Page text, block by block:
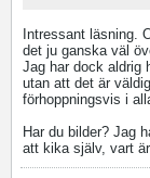
Intressant läsning.
det ju ganska väl
Jag har dock aldrig
utan att det är
förhoppningsvis i
Har du bilder? Jag
att kika själv, vart